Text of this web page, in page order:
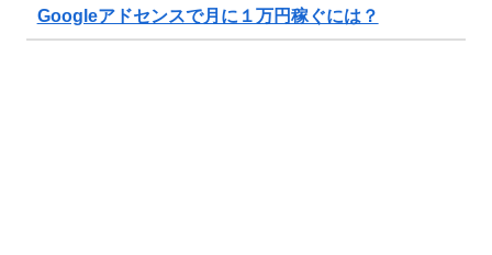
Googleアドセンスで月に１万円稼ぐには？